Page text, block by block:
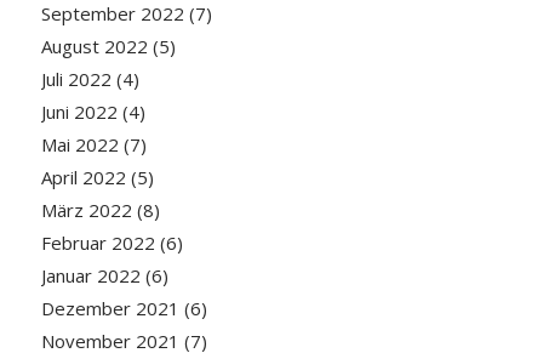
September 2022 (7)
August 2022 (5)
Juli 2022 (4)
Juni 2022 (4)
Mai 2022 (7)
April 2022 (5)
März 2022 (8)
Februar 2022 (6)
Januar 2022 (6)
Dezember 2021 (6)
November 2021 (7)